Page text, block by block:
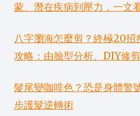
蒙、潛在疾病到壓力，一文
八字瀏海怎麼剪？終極20
攻略：由臉型分析、DIY修
髮尾變咖啡色？恐是身體警
步護髮逆轉術